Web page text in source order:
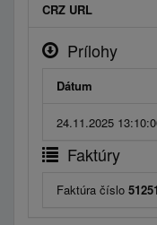
CRZ URL
Prílohy
Dátum
24.11.2025
Faktúry
Faktúra číslo